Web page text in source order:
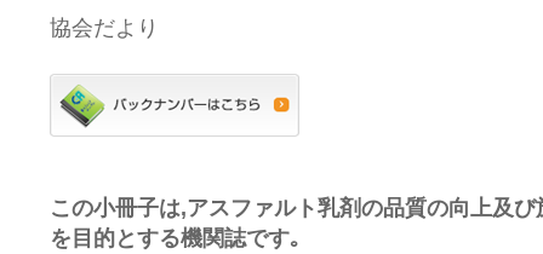
協会だより
この小冊子は,アスファルト乳剤の品質の向上及
を目的とする機関誌です｡